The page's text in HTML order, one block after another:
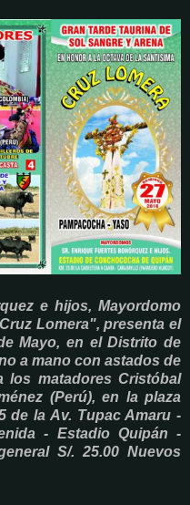
e hijos, Mayordomo
Lomera", presenta el
Mayo, en el Distrito de
a mano con astados de
los matadores Cristóbal
(Perú), en la plaza
de la Av. Tupac Amaru -
- Estadio Quipán -
S/. 25.00 Nuevos